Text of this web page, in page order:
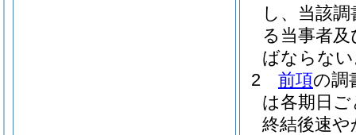
し、当該
る当事者
ばならな
2
前項の調
は各期日
終結後速